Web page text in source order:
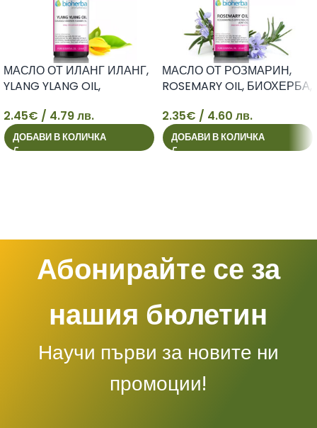
2
МАСЛО ОТ ИЛАНГ ИЛАНГ,
YLANG YLANG OIL,
2.45€ / 4.79 лв.
ДОБАВИ В КОЛИЧКА
2
МАСЛО ОТ РОЗМАРИН,
ROSEMARY OIL, БИОХЕРБА,
2.35€ / 4.60 лв.
ДОБАВИ В КОЛИЧКА
Абонирайте се за
нашия бюлетин
Научи първи за новите ни
промоции!